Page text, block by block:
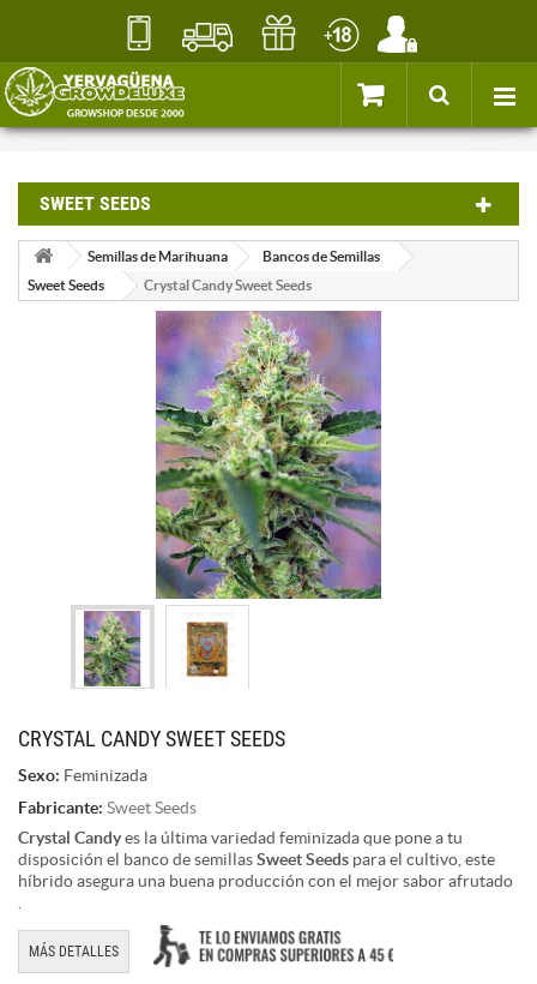
SWEET SEEDS
Semillas de Marihuana
Bancos de Semillas
Sweet Seeds
Crystal Candy Sweet Seeds
CRYSTAL CANDY SWEET SEEDS
Sexo: Feminizada
Fabricante: Sweet Seeds
Crystal Candyes la última variedad feminizada que pone a tu
disposición el banco de semillasSweet Seeds para el cultivo, este
híbrido asegura una buena producción con el mejor sabor afrutado
MÁS DETALLES